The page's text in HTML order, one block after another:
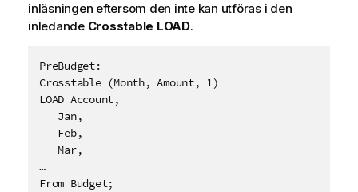
inläsningen eftersom den inte kan utföras i den
inledande Crosstable LOAD.
PreBudget:
Crosstable (Month, Amount, 1)
LOAD Account,
   Jan,
   Feb,
   Mar,
…
From Budget;